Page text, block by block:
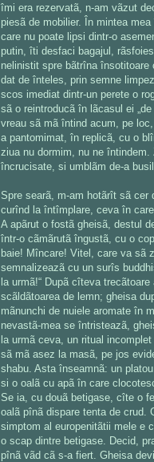
îmi era rezervatã, n-am vãzut
piesã de mobilier. În mintea
care nu poate lipsi dintr-o
putin, îti desfaci bagajul,
nelinistit spre bãtrîna însotitoare
dat de înteles, prin semne
scos imediat dintr-un perete o
sã o reintroducã în lãcasul ei
vreau sã mã întind acum, pe
a pantomimat, în replicã, cu o
ziua nu dormim, nu ne
încrucisate, si umblãm de-a
Spre searã, m-am hotãrît sã
curînd la întîmplare, ceva în
A apãrut o fostã gheisã, destul
într-o cãmãrutã îngustã, cu o
baie! Mîncare! Vitel, care va sã
semnalizeazã cu un surîs
la urmã!“ Dupã cîteva
scãldãtoarea de lemn; gheisa
mãnunchi de nuiele aromate în
nevastã-mea se întristeazã,
la urmã ceva, un ritual incomplet
sã mã asez la masã, pe jos
shabu. Asta înseamnã: un
si o oalã cu apã în care
Se ia, cu douã betigase, cîte o
oalã pînã dispare tenta de crud.
simptom al europenitãtii mele e
o scap dintre betigase. Decid,
pînã vãd cã s-a fiert. Gheisa